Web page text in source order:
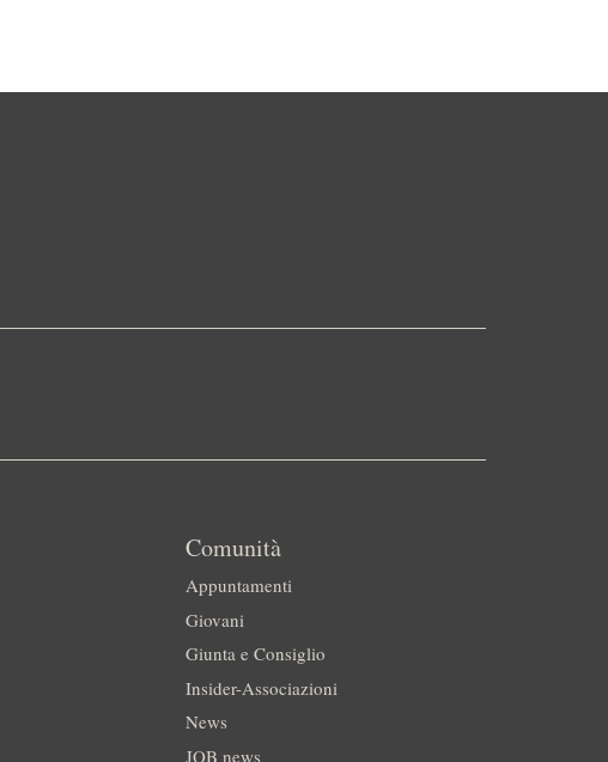
Comunità
Appuntamenti
Giovani
Giunta e Consiglio
Insider-Associazioni
News
JOB news